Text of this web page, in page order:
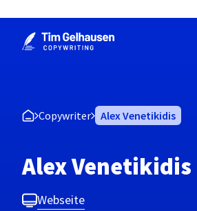
Inhalt
Copywriter Alex Venetikidis
Alex Venetikidis
Webseite